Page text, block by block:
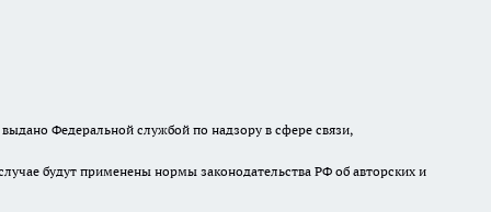
Федеральной службой по надзору в сфере связи,
будут применены нормы законодательства РФ об авторских и